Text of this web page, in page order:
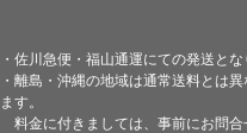
・佐川急便・福山通運にての発送とな
・離島・沖縄の地域は通常送料とは
ます。
料金に付きましては、事前にお問合